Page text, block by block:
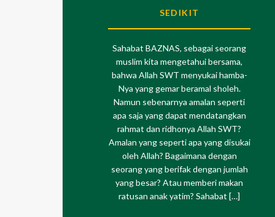
SEDIKIT
Sahabat BAZNAS, sebagai seorang
muslim kita mengetahui bersama,
bahwa Allah SWT menyukai hamba-
Nya yang gemar beramal sholeh.
Namun sebenarnya amalan seperti
apa saja yang dapat mendatangkan
rahmat dan ridhonya Allah SWT?
Amalan yang seperti apa yang disukai
oleh Allah? Bagaimana dengan
seorang yang berifak dengan jumlah
yang besar? Atau memberi makan
ratusan anak yatim? Sahabat […]